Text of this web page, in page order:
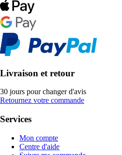
Livraison et retour
30 jours pour changer d'avis
Retournez votre commande
Services
Mon compte
Centre d'aide